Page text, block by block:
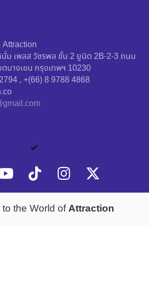
นั่ม เพลส วัชรพล ชั้น 2 ยูนิต 2B-2-3 ถนน
บางเขน กรุงเทพฯ 10230
, +(66) 8 9788 4868
the World ofAttraction